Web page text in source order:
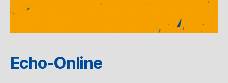
Echo-Online